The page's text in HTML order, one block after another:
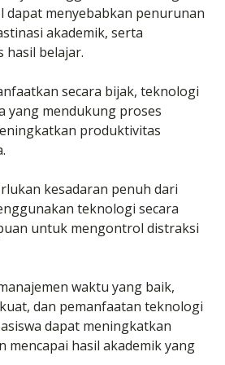
menyebabkan penurunan
akademik, serta
hasil belajar.
secara bijak, teknologi
yang mendukung proses
produktivitas
kesadaran penuh dari
teknologi secara
untuk mengontrol distraksi
waktu yang baik,
dan pemanfaatan teknologi
dapat meningkatkan
mencapai hasil akademik yang